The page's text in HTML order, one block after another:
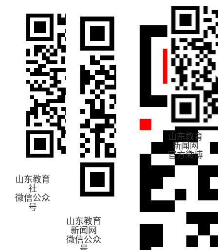
山东教育
社
微信公众
号
山东教育
新闻网
微信公众
山东教育
新闻网
官方微博